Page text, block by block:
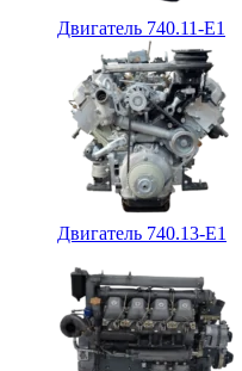
Двигатель 740.11-E1
Двигатель 740.13-E1